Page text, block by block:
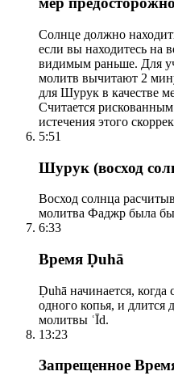
Солнце должно
если вы находитесь на
видимым раньше. Для
молитв вычитают 2
для Шурук в качестве
Считается
истечения этого
5:51
Шурук (восход
Восход солнца
молитва Фаджр была
6:33
Время Ḍuhā
Ḍuhā начинается,
одного копья, и длится
молитвы ʿĪd.
13:23
Запрещенное